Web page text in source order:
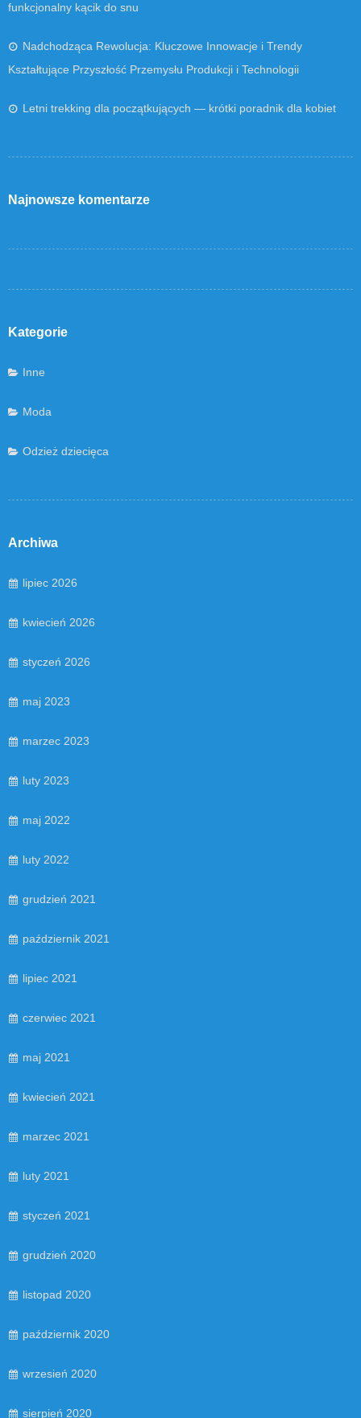
funkcjonalny kącik do snu
Nadchodząca Rewolucja: Kluczowe Innowacje i Trendy
Kształtujące Przyszłość Przemysłu Produkcji i Technologii
Letni trekking dla początkujących — krótki poradnik dla kobiet
Najnowsze komentarze
Kategorie
Inne
Moda
Odzież dziecięca
Archiwa
lipiec 2026
kwiecień 2026
styczeń 2026
maj 2023
marzec 2023
luty 2023
maj 2022
luty 2022
grudzień 2021
październik 2021
lipiec 2021
czerwiec 2021
maj 2021
kwiecień 2021
marzec 2021
luty 2021
styczeń 2021
grudzień 2020
listopad 2020
październik 2020
wrzesień 2020
sierpień 2020